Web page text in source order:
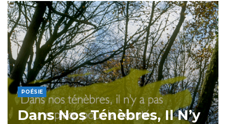
POÉSIE
Dans Nos Ténèbres, Il N’y